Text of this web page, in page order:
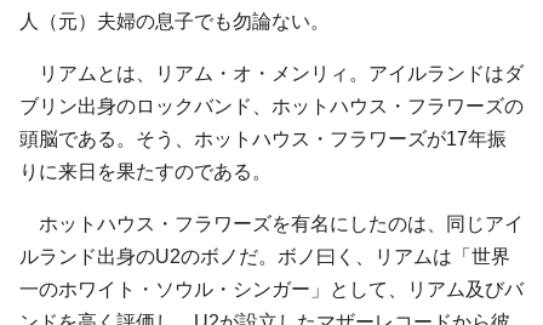
人（元）夫婦の息子でも勿論ない。
リアムとは、リアム・オ・メンリィ。アイルランドはダ
ブリン出身のロックバンド、ホットハウス・フラワーズの
頭脳である。そう、ホットハウス・フラワーズが17年振
りに来日を果たすのである。
ホットハウス・フラワーズを有名にしたのは、同じアイ
ルランド出身のU2のボノだ。ボノ曰く、リアムは「世界
一のホワイト・ソウル・シンガー」として、リアム及びバ